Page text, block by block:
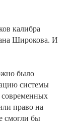
калибра
Широкова. И
было
системы
современных
право на
смогли бы